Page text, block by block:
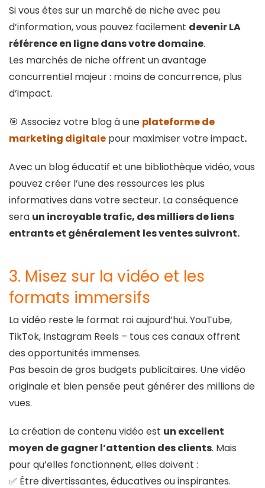
Si vous êtes sur un marché de niche avec peu
d’information, vous pouvez facilement devenir LA
référence en ligne dans votre domaine.
Les marchés de niche offrent un avantage
concurrentiel majeur : moins de concurrence, plus
d’impact.
🎯 Associez votre blog à une plateforme de
marketing digitale pour maximiser votre impact.
Avec un blog éducatif et une bibliothèque vidéo, vous
pouvez créer l’une des ressources les plus
informatives dans votre secteur. La conséquence
sera un incroyable trafic, des milliers de liens
entrants et généralement les ventes suivront.
3. Misez sur la vidéo et les
formats immersifs
La vidéo reste le format roi aujourd’hui. YouTube,
TikTok, Instagram Reels – tous ces canaux offrent
des opportunités immenses.
Pas besoin de gros budgets publicitaires. Une vidéo
originale et bien pensée peut générer des millions de
vues.
La création de contenu vidéo est un excellent
moyen de gagner l’attention des clients. Mais
pour qu’elles fonctionnent, elles doivent :
✅ Être divertissantes, éducatives ou inspirantes.